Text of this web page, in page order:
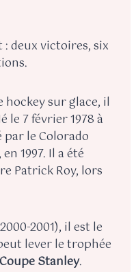
: deux victoires, six
hockey sur glace, il
le 7 février 1978 à
le Colorado
1997. Il a été
Patrick Roy, lors
2001), il est le
lever le trophée
Stanley.